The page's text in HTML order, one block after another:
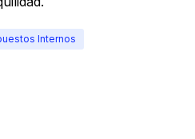
Internos